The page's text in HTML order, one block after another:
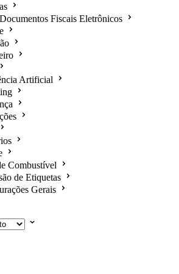
Fiscais Eletrônicos
Artificial
Combustível
de Etiquetas
Gerais